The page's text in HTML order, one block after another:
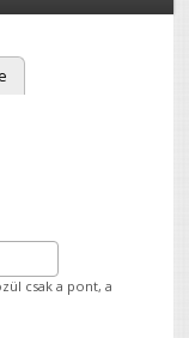
csak a pont, a